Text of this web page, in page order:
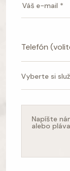
Vyberte si